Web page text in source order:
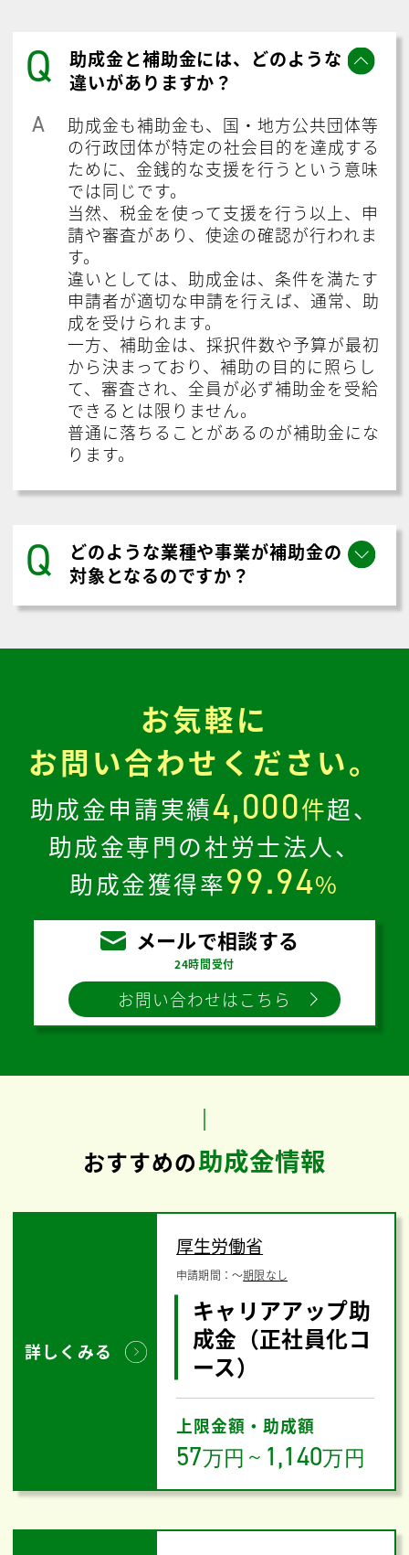
Q
助成金と補助金には、どのような
違いがありますか？
A
助成金も補助金も、国・地方公共団体等
の行政団体が特定の社会目的を達成する
ために、金銭的な支援を行うという意味
では同じです。
当然、税金を使って支援を行う以上、申
請や審査があり、使途の確認が行われま
す。
違いとしては、助成金は、条件を満たす
申請者が適切な申請を行えば、通常、助
成を受けられます。
一方、補助金は、採択件数や予算が最初
から決まっており、補助の目的に照らし
て、審査され、全員が必ず補助金を受給
できるとは限りません。
普通に落ちることがあるのが補助金にな
ります。
Q
どのような業種や事業が補助金の
対象となるのですか？
お気軽に
お問い合わせください。
助成金申請実績4,000件超、
助成金専門の社労士法人、
助成金獲得率99.94%
メールで相談する
24時間受付
お問い合わせはこちら
おすすめの助成金情報
詳しくみる
厚生労働省
申請期間：〜期限なし
キャリアアップ助
成金（正社員化コ
ース）
上限金額・助成額
57万円 ～ 1,140万円